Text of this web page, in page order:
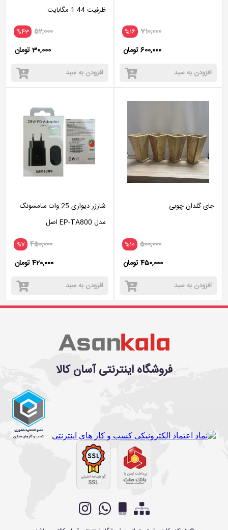
%16 710,000
600,000 تومان
افزودن به سبد
ظرفیت 1.44 مگابایت
%43 52,000
30,000 تومان
افزودن به سبد
جای گلدان چوبی
%10 500,000
450,000 تومان
افزودن به سبد
شارژر دیواری 25 وات سامسونگ
مدل EP-TA800 اصل
%7 450,000
420,000 تومان
افزودن به سبد
فروشگاه اینترنتی آسان کالا